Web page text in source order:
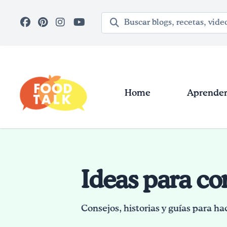
Término de búsqueda
Home
Ideas para
Consejos, historias y guías para